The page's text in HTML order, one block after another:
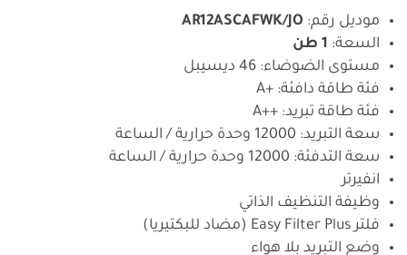
موديل رقم: AR12ASCAFWK/JO
السعة: 1 طن
مستوى الضوضاء: 46 ديسيبل
فئة طاقة دافئة: +A
فئة طاقة تبريد: ++A
سعة التبريد: 12000 وحدة حرارية / الساعة
سعة التدفئة: 12000 وحدة حرارية / الساعة
انفيرتر
وظيفة التنظيف الذاتي
فلتر Easy Filter Plus (مضاد للبكتيريا)
وضع التبريد بلا هواء